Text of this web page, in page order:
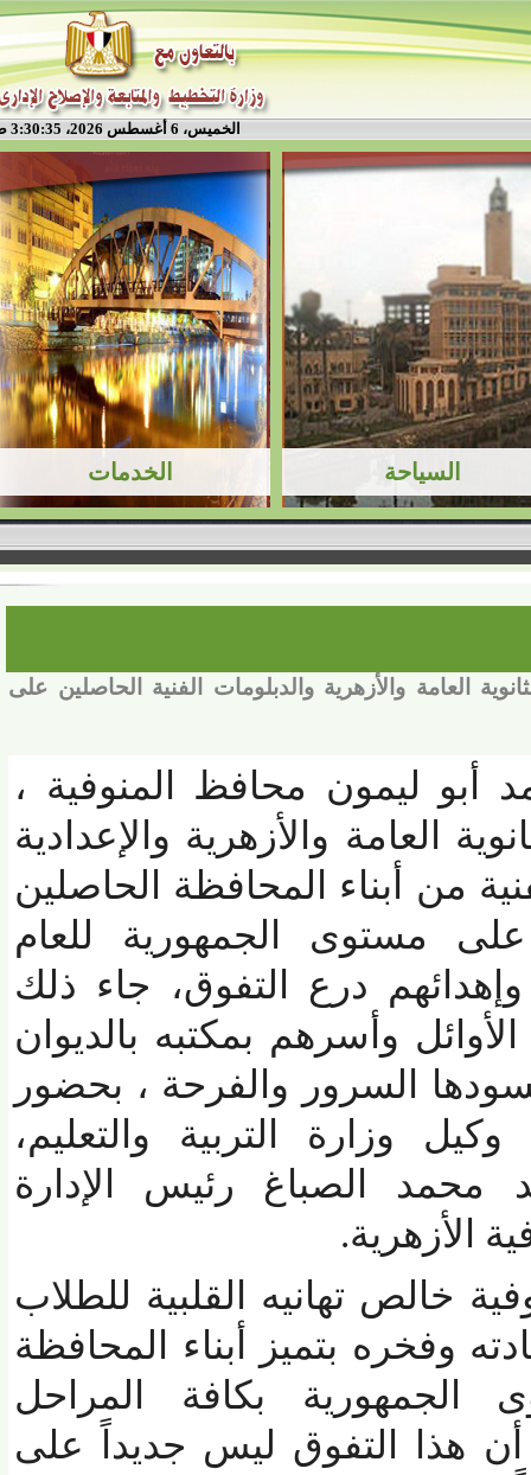
الخميس، 6 أغسطس 2026، 3:30:36 ص
والأزهرية والدبلومات الفنية الحاصلين على
أبو ليمون محافظ المنوفية ،
العامة والأزهرية والإعدادية
من أبناء المحافظة الحاصلين
مستوى الجمهورية للعام
2021 /2022 وإهدائهم درع التفوق، جاء ذلك
وأسرهم بمكتبه بالديوان
السرور والفرحة ، بحضور
وزارة التربية والتعليم،
الصباغ رئيس الإدارة
تهانيه القلبية للطلاب
وفخره بتميز أبناء المحافظة
بكافة المراحل
هذا التفوق ليس جديداً على